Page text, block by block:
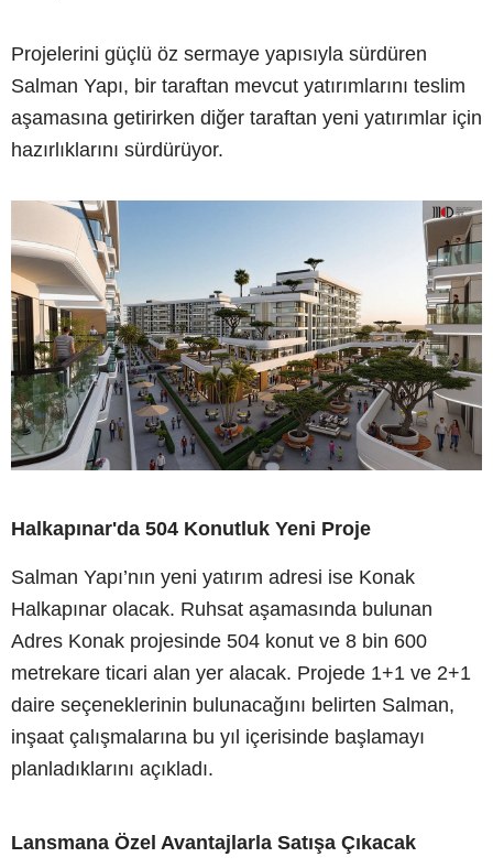
Projelerini güçlü öz sermaye yapısıyla sürdüren
Salman Yapı, bir taraftan mevcut yatırımlarını teslim
aşamasına getirirken diğer taraftan yeni yatırımlar için
hazırlıklarını sürdürüyor.
Halkapınar'da 504 Konutluk Yeni Proje
Salman Yapı’nın yeni yatırım adresi ise Konak
Halkapınar olacak. Ruhsat aşamasında bulunan
Adres Konak projesinde 504 konut ve 8 bin 600
metrekare ticari alan yer alacak. Projede 1+1 ve 2+1
daire seçeneklerinin bulunacağını belirten Salman,
inşaat çalışmalarına bu yıl içerisinde başlamayı
planladıklarını açıkladı.
Lansmana Özel Avantajlarla Satışa Çıkacak